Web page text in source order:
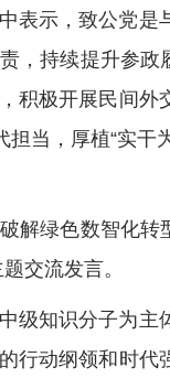
示，致公党是与
，持续提升参政
积极开展民间
担当，厚植“实
绿色数智化转
交流发言。
知识分子为主体
行动纲领和时